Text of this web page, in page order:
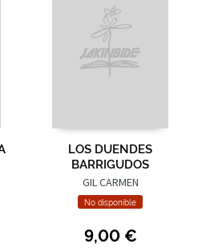
LOS DUENDES
BARRIGUDOS
GIL CARMEN
No disponible
9,00 €